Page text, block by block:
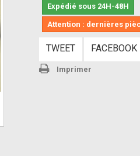
Expédié sous 24H-48H
Attention : dernières
TWEET FACEBOOK
Imprimer